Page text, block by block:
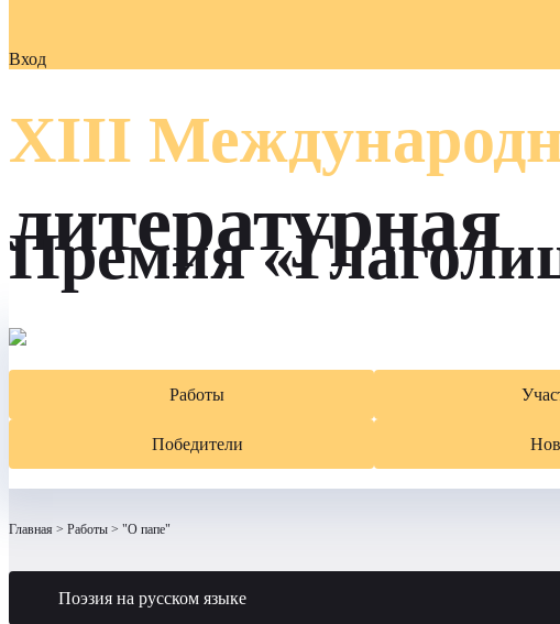
Вход
XIII
литературная
Премия
Работы
Победители
Главная Работы "О папе"
Поэзия на русском языке